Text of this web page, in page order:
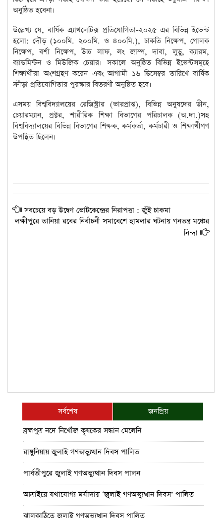
অনুষ্ঠিত হবেনা।
উল্লেখ্য যে, বার্ষিক এ্যাথলেটিক্স প্রতিযোগিতা-২০২৫ এর বিভিন্ন ইভেন্ট
হলো: দৌড় (১০০মি. ২০০মি. ও ৪০০মি.), চাকতি নিক্ষেপ, গোলক
নিক্ষেপ, বর্শা নিক্ষেপ, উচ্চ লাফ, লং জাম্প, দাবা, লুডু, ক্যারম,
ব্যাডমিন্টন ও মিউজিক চেয়ার। সকালে অনুষ্ঠিত বিভিন্ন ইভেন্টসমূহে
শিক্ষার্থীরা অংশগ্রহণ করেন এবং আগামী ১৬ ডিসেম্বর তারিখে বার্ষিক
ক্রীড়া প্রতিযোগিতার পুরস্কার বিতরণী অনুষ্ঠিত হবে।
এসময় বিশ্ববিদ্যালয়ের রেজিস্ট্রার (ভারপ্রাপ্ত), বিভিন্ন অনুষদের ডীন,
চেয়ারম্যান, প্রক্টর, শারীরিক শিক্ষা বিভাগের পরিচালক (অ.দা.)সহ
বিশ্ববিদ্যালয়ের বিভিন্ন বিভাগের শিক্ষক, কর্মকর্তা, কর্মচারী ও শিক্ষার্থীগণ
উপস্থিত ছিলেন।
সবচেয়ে বড় উদ্বেগ ভোটকেন্দ্রের নিরাপত্তা : জুঁই চাকমা
লক্ষীপুরে তানিয়া রবের নির্বাচনী সমাবেশে হামলার ঘটনায় গনতন্ত্র মঞ্চের
নিন্দা
সর্বশেষ
জনপ্রিয়
ব্রহ্মপুত্র নদে নিখোঁজ কৃষকের সন্ধান মেলেনি
রাঙ্গুনিয়ায় জুলাই গণঅভ্যুত্থান দিবস পালিত
পার্বতীপুরে জুলাই গণঅভ্যুত্থান দিবস পালন
আত্রাইয়ে যথাযোগ্য মর্যাদায় ‘জুলাই গণঅভ্যুত্থান দিবস’ পালিত
ঝালকাঠিতে জুলাই গণঅভ্যুত্থান দিবস পালিত